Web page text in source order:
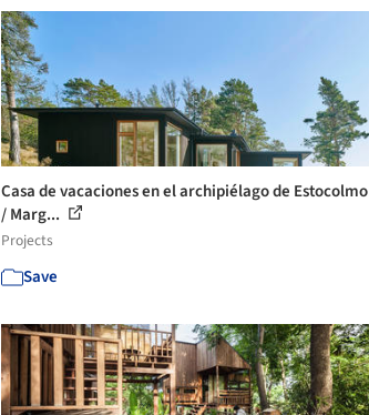
Casa de vacaciones en el archipiélago de Estocolmo
/ Marg...
Projects
Save